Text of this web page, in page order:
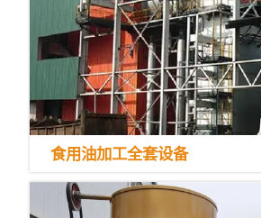
食用油加工全套设备